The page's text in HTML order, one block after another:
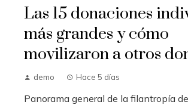
Las 15 donaciones
más grandes y cómo
movilizaron a otros
demo Hace 5 días
Panorama general de la filantropía